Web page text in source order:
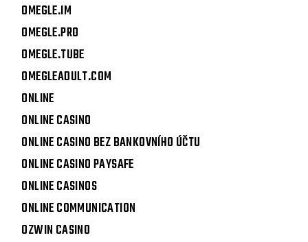
OMEGLE.IM
OMEGLE.PRO
OMEGLE.TUBE
OMEGLEADULT.COM
ONLINE
ONLINE CASINO
ONLINE CASINO BEZ BANKOVNÍHO ÚČTU
ONLINE CASINO PAYSAFE
ONLINE CASINOS
ONLINE COMMUNICATION
OZWIN CASINO